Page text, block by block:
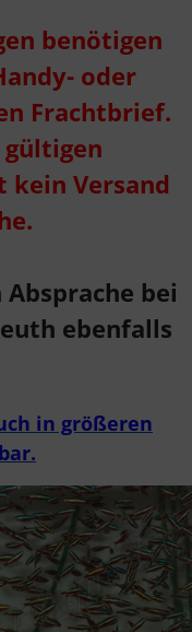
benötigen
oder
Frachtbrief.
gültigen
Versand
bei
ebenfalls
in größeren